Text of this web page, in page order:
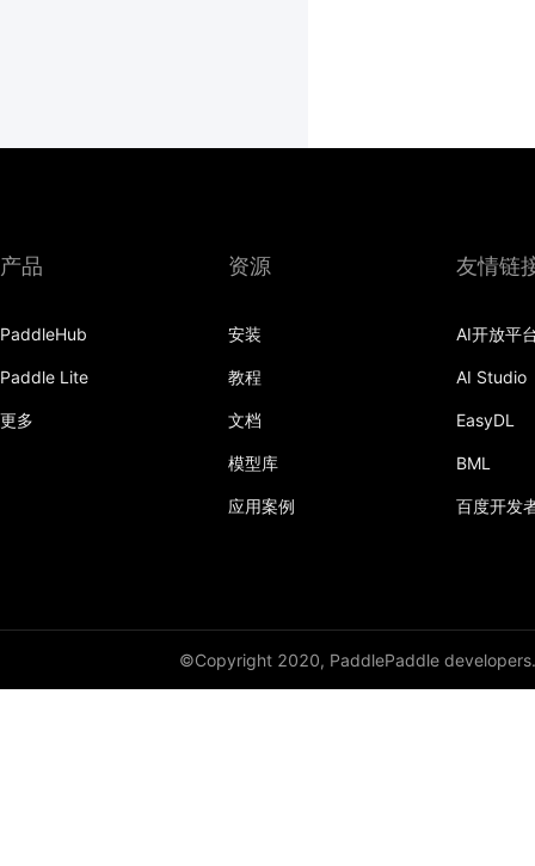
产品
PaddleHub
Paddle Lite
更多
资源
安装
教程
文档
模型库
应用案例
友情链
AI开放平
AI Studio
EasyDL
BML
百度开发
©Copyright 2020, PaddlePaddle developers.